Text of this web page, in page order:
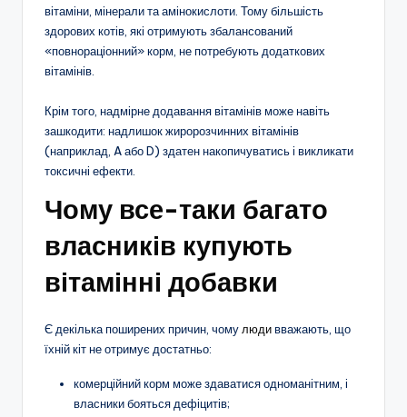
вітаміни, мінерали та амінокислоти. Тому більшість
здорових котів, які отримують збалансований
«повнораціонний» корм, не потребують додаткових
вітамінів.
Крім того, надмірне додавання вітамінів може навіть
зашкодити: надлишок жиророзчинних вітамінів
(наприклад, A або D) здатен накопичуватись і викликати
токсичні ефекти.
Чому все-таки багато
власників купують
вітамінні добавки
Є декілька поширених причин, чомулюдивважають, що
їхній кіт не отримує достатньо:
комерційний корм може здаватися одноманітним, і
власники бояться дефіцитів;